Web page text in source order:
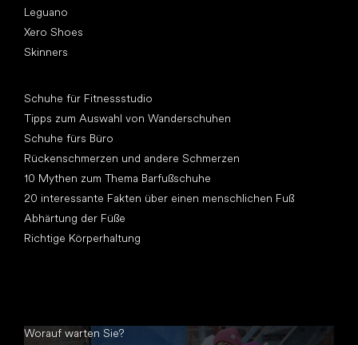
Leguano
Xero Shoes
Skinners
Schuhe für Fitnessstudio
Tipps zum Auswahl von Wanderschuhen
Schuhe fürs Büro
Rückenschmerzen und andere Schmerzen
10 Mythen zum Thema Barfußschuhe
20 interessante Fakten über einen menschlichen Fuß
Abhärtung der Füße
Richtige Körperhaltung
Worauf warten Sie?